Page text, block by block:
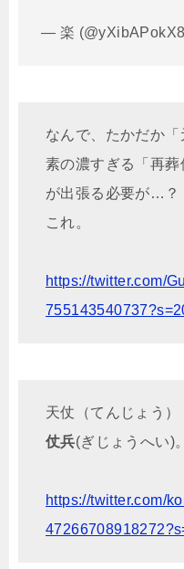
— 楽
なんで、たかだか
素の濃すぎる「再
が出張る必要が…？
これ。
https://twitter.com/
天仗（てんじょう
仗兵(ぎじょうへい)。
https://twitter.com/